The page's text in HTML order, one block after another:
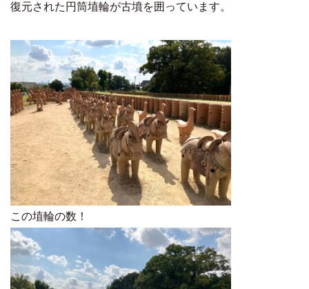
復元された円筒埴輪が古墳を囲っています。
この埴輪の数！